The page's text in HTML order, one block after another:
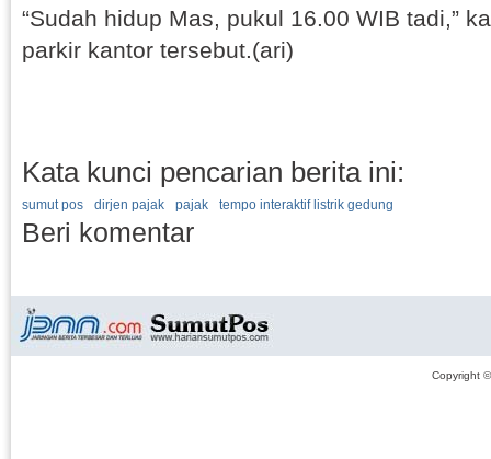
“Sudah hidup Mas, pukul 16.00 WIB tadi,”
parkir kantor tersebut.(ari)
Kata kunci pencarian berita ini:
sumut pos dirjen pajak pajak tempo interaktif listrik gedung
Beri komentar
Copyright